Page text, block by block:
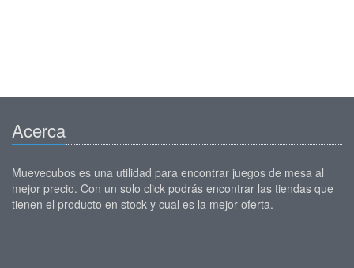
Acerca
Muevecubos es una utilidad para encontrar juegos de mesa al
mejor precio. Con un solo click podrás encontrar las tiendas que
tienen el producto en stock y cual es la mejor oferta.